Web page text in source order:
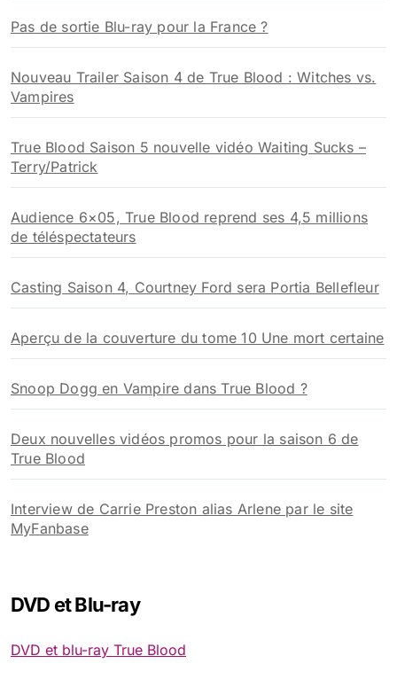
Pas de sortie Blu-ray pour la France ?
Nouveau Trailer Saison 4 de True Blood : Witches vs.
Vampires
True Blood Saison 5 nouvelle vidéo Waiting Sucks –
Terry/Patrick
Audience 6×05, True Blood reprend ses 4,5 millions
de téléspectateurs
Casting Saison 4, Courtney Ford sera Portia Bellefleur
Aperçu de la couverture du tome 10 Une mort certaine
Snoop Dogg en Vampire dans True Blood ?
Deux nouvelles vidéos promos pour la saison 6 de
True Blood
Interview de Carrie Preston alias Arlene par le site
MyFanbase
DVD et Blu-ray
DVD et blu-ray True Blood